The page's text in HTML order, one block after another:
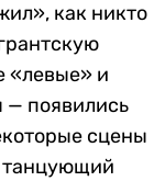
как никто
«левые» и
— появились
сцены
танцующий